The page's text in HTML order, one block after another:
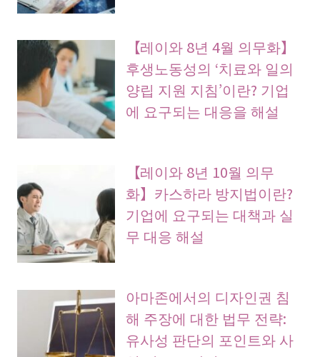
【레이와 8년 4월 의무화】
후생노동성의 ‘치료와 일의
양립 지원 지침’이란? 기업
에 요구되는 대응을 해설
【레이와 8년 10월 의무
화】카스하라 방지법이란?
기업에 요구되는 대책과 실
무 대응 해설
아마존에서의 디자인권 침
해 주장에 대한 법무 전략:
유사성 판단의 포인트와 사